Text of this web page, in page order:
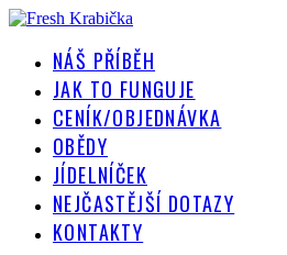
Přejít
obsahuNÁŠ PŘÍBĚH
JAK TO FUNGUJE
CENÍK/OBJEDNÁVKA
OBĚDY
JÍDELNÍČEK
NEJČASTĚJŠÍ DOTAZY
KONTAKTY